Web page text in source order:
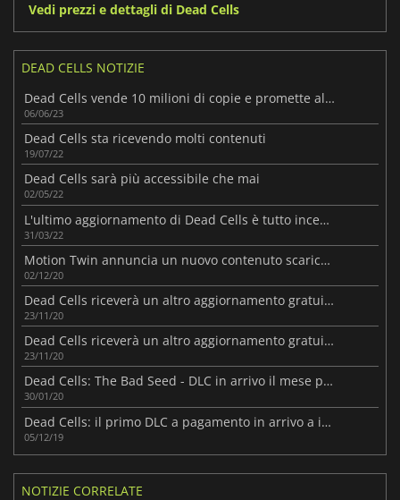
Vedi prezzi e dettagli di Dead Cells
DEAD CELLS NOTIZIE
Dead Cells vende 10 milioni di copie e promette altri DLC
06/06/23
Dead Cells sta ricevendo molti contenuti
19/07/22
Dead Cells sarà più accessibile che mai
02/05/22
L'ultimo aggiornamento di Dead Cells è tutto incentrato sul denaro
31/03/22
Motion Twin annuncia un nuovo contenuto scaricabile per Dead Cells
02/12/20
Dead Cells riceverà un altro aggiornamento gratuito a dicembre!
23/11/20
Dead Cells riceverà un altro aggiornamento gratuito a dicembre
23/11/20
Dead Cells: The Bad Seed - DLC in arrivo il mese prossimo!
30/01/20
Dead Cells: il primo DLC a pagamento in arrivo a inizio 2020!!
05/12/19
NOTIZIE CORRELATE